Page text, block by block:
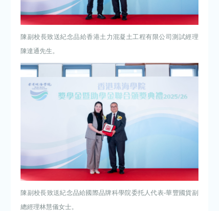
陳副校長致送紀念品給香港土力混凝土工程有限公司測試經理
陳達通先生。
陳副校長致送紀念品給國際品牌科學院委托人代表-華豐國貨副
總經理林慧儀女士。